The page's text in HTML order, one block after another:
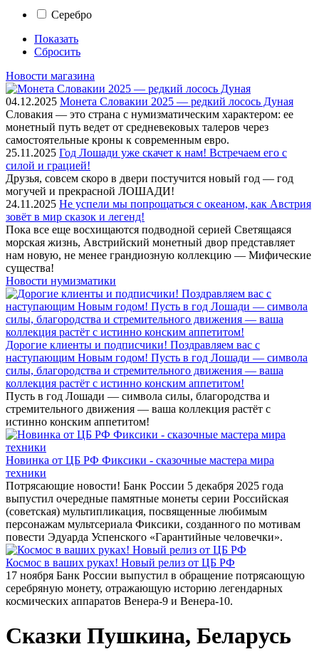
Серебро
Показать
Сбросить
Новости магазина
04.12.2025 Монета Словакии 2025 — редкий лосось Дуная
Словакия — это страна с нумизматическим характером: ее
монетный путь ведет от средневековых талеров через
самостоятельные кроны к современным евро.
25.11.2025 Год Лошади уже скачет к нам! Встречаем его с
силой и грацией!
Друзья, совсем скоро в двери постучится новый год — год
могучей и прекрасной ЛОШАДИ!
24.11.2025 Не успели мы попрощаться с океаном, как Австрия
зовёт в мир сказок и легенд!
Пока все еще восхищаются подводной серией Светящаяся
морская жизнь, Австрийский монетный двор представляет
нам новую, не менее грандиозную коллекцию — Мифические
существа!
Новости нумизматики
Дорогие клиенты и подписчики! Поздравляем вас с
наступающим Новым годом! Пусть в год Лошади — символа
силы, благородства и стремительного движения — ваша
коллекция растёт с истинно конским аппетитом!
Пусть в год Лошади — символа силы, благородства и
стремительного движения — ваша коллекция растёт с
истинно конским аппетитом!
Новинка от ЦБ РФ Фиксики - сказочные мастера мира
техники
Потрясающие новости! Банк России 5 декабря 2025 года
выпустил очередные памятные монеты серии Российская
(советская) мультипликация, посвященные любимым
персонажам мультсериала Фиксики, созданного по мотивам
повести Эдуарда Успенского «Гарантийные человечки».
Космос в ваших руках! Новый релиз от ЦБ РФ
17 ноября Банк России выпустил в обращение потрясающую
серебряную монету, отражающую историю легендарных
космических аппаратов Венера-9 и Венера-10.
Сказки Пушкина, Беларусь